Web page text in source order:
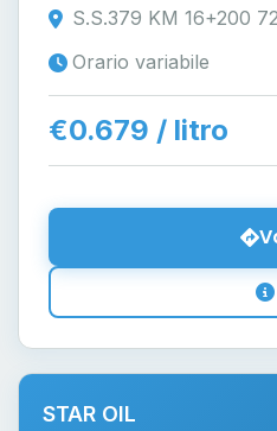
S.S.379 KM 16+200
Orario variabile
€0.679 / litro
STAR OIL